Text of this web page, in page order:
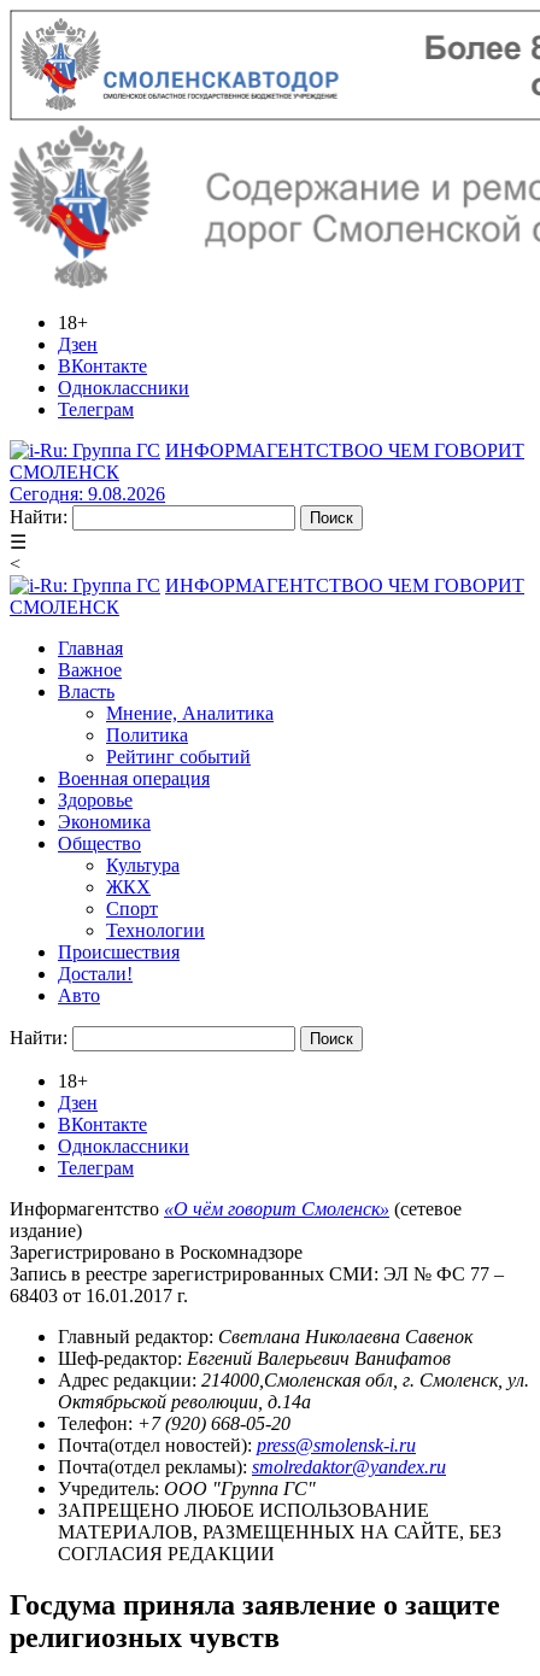
18+
Дзен
ВКонтакте
Одноклассники
Телеграм
ИНФОРМАГЕНТСТВОО ЧЕМ ГОВОРИТ
СМОЛЕНСК
Сегодня: 9.08.2026
Найти:
☰
<
ИНФОРМАГЕНТСТВОО ЧЕМ ГОВОРИТ
СМОЛЕНСК
Главная
Важное
Власть
Мнение, Аналитика
Политика
Рейтинг событий
Военная операция
Здоровье
Экономика
Общество
Культура
ЖКХ
Спорт
Технологии
Происшествия
Достали!
Авто
Найти:
18+
Дзен
ВКонтакте
Одноклассники
Телеграм
Информагентство «О чём говорит Смоленск» (сетевое
издание)
Зарегистрировано в Роскомнадзоре
Запись в реестре зарегистрированных СМИ: ЭЛ № ФС 77 –
68403 от 16.01.2017 г.
Главный редактор: Светлана Николаевна Савенок
Шеф-редактор: Евгений Валерьевич Ванифатов
Адрес редакции: 214000,Смоленская обл, г. Смоленск, ул.
Октябрьской революции, д.14а
Телефон: +7 (920) 668-05-20
Почта(отдел новостей): press@smolensk-i.ru
Почта(отдел рекламы): smolredaktor@yandex.ru
Учредитель: ООО "Группа ГС"
ЗАПРЕЩЕНО ЛЮБОЕ ИСПОЛЬЗОВАНИЕ
МАТЕРИАЛОВ, РАЗМЕЩЕННЫХ НА САЙТЕ, БЕЗ
СОГЛАСИЯ РЕДАКЦИИ
Госдума приняла заявление о защите
религиозных чувств